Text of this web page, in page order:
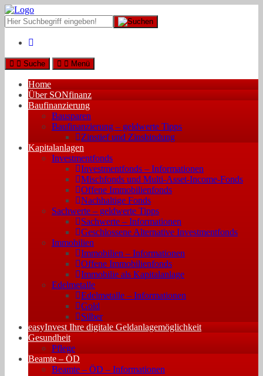
Suche Menü
Home
Über SONfinanz
Baufinanzierung
Bausparen
Baufinanzierung – geldwerte Tipps
Zinstief und Zinsbindung
Kapitalanlagen
Investmentfonds
Investmentfonds – Informationen
Mischfonds und Multi-Asset-Income-Fonds
Offene Immobilienfonds
Nachhaltige Fonds
Sachwerte – geldwerte Tipps
Sachwerte – Informationen
Geschlossene Alternative Investmentfonds
Immobilien
Immobilien – Informationen
Offene Immobilienfonds
Immobilie als Kapitalanlage
Edelmetalle
Edelmetalle – Informationen
Gold
Silber
easyInvest Ihre digitale Geldanlagemöglichkeit
Gesundheit
Pflege
Beamte – ÖD
Beamte – ÖD – Informationen